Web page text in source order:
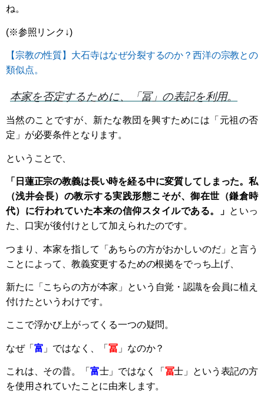
ね。
(※参照リンク↓)
【宗教の性質】大石寺はなぜ分裂するのか？西洋の宗教との
類似点。
本家を否定するために、「冨」の表記を利用。
当然のことですが、新たな教団を興すためには「元祖の否
定」が必要条件となります。
ということで、
「日蓮正宗の教義は長い時を経る中に変質してしまった。私
（浅井会長）の教示する実践形態こそが、御在世（鎌倉時
代）に行われていた本来の信仰スタイルである。」 といっ
た、口実が後付けとして加えられたのです。
つまり、本家を指して「あちらの方がおかしいのだ」と言う
ことによって、教義変更するための根拠をでっち上げ、
新たに「こちらの方が本家」という自覚・認識を会員に植え
付けたというわけです。
ここで浮かび上がってくる一つの疑問。
なぜ「 富 」ではなく、「冨 」なのか？
これは、その昔。「 富士」ではなく「 冨士」という表記の方
を使用されていたことに由来します。